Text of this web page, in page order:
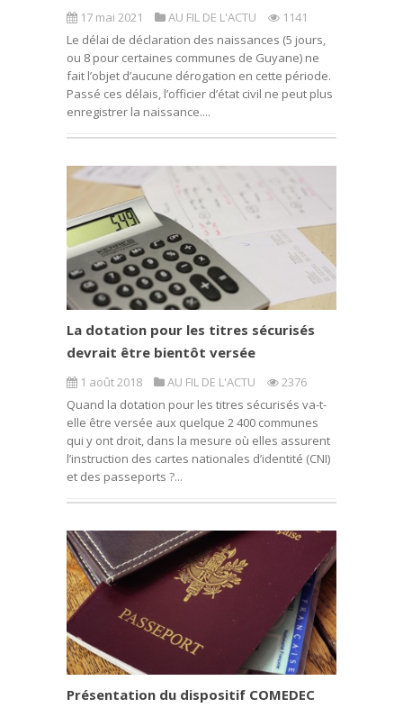
17 mai 2021 AU FIL DE L'ACTU
1141
Le délai de déclaration des naissances (5 jours,
ou 8 pour certaines communes de Guyane) ne
fait l’objet d’aucune dérogation en cette période.
Passé ces délais, l’officier d’état civil ne peut plus
enregistrer la naissance....
La dotation pour les titres sécurisés
devrait être bientôt versée
1 août 2018 AU FIL DE L'ACTU
2376
Quand la dotation pour les titres sécurisés va-t-
elle être versée aux quelque 2 400 communes
qui y ont droit, dans la mesure où elles assurent
l’instruction des cartes nationales d’identité (CNI)
et des passeports ?...
Présentation du dispositif COMEDEC